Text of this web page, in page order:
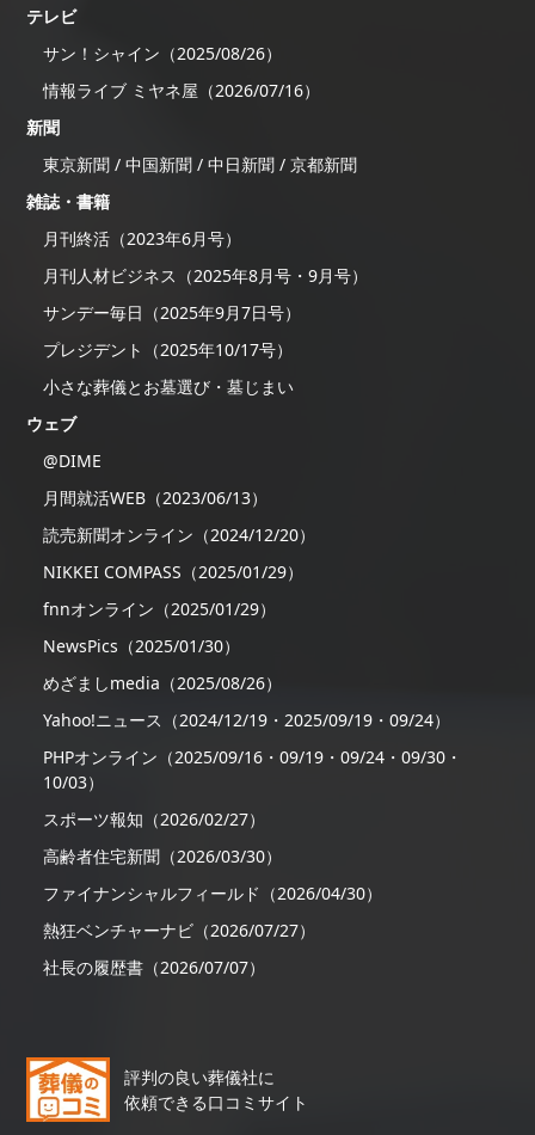
テレビ
サン！シャイン（2025/08/26）
情報ライブ ミヤネ屋（2026/07/16）
新聞
東京新聞 / 中国新聞 / 中日新聞 / 京都新聞
雑誌・書籍
月刊終活（2023年6月号）
月刊人材ビジネス（2025年8月号・9月号）
サンデー毎日（2025年9月7日号）
プレジデント（2025年10/17号）
小さな葬儀とお墓選び・墓じまい
ウェブ
@DIME
月間就活WEB（2023/06/13）
読売新聞オンライン（2024/12/20）
NIKKEI COMPASS（2025/01/29）
fnnオンライン（2025/01/29）
NewsPics（2025/01/30）
めざましmedia（2025/08/26）
Yahoo!ニュース（2024/12/19・2025/09/19・09/24）
PHPオンライン（2025/09/16・09/19・09/24・09/30・
10/03）
スポーツ報知（2026/02/27）
高齢者住宅新聞（2026/03/30）
ファイナンシャルフィールド（2026/04/30）
熱狂ベンチャーナビ（2026/07/27）
社長の履歴書（2026/07/07）
評判の良い葬儀社に
依頼できる口コミサイト